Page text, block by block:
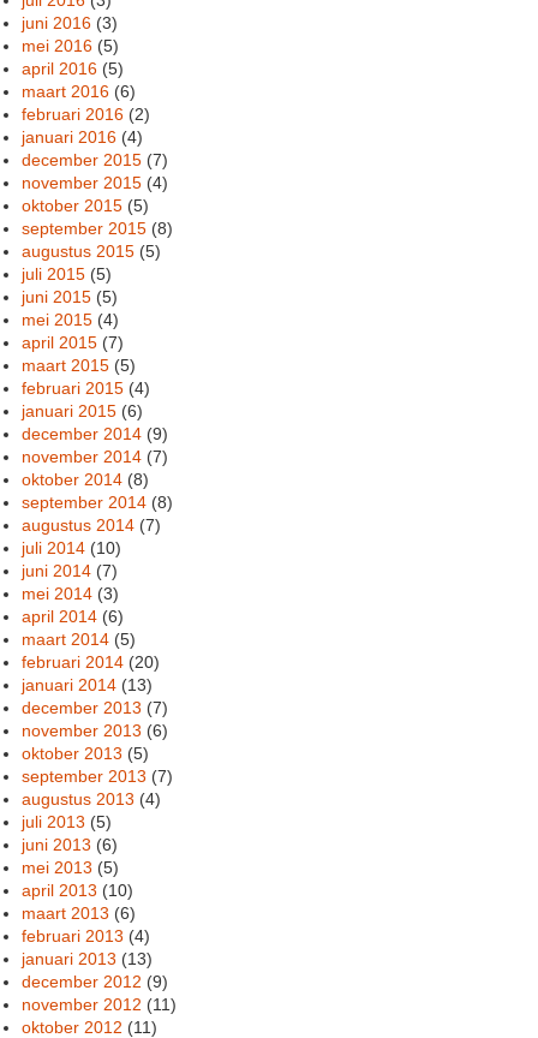
juni 2016 (3)
mei 2016 (5)
april 2016 (5)
maart 2016 (6)
februari 2016 (2)
januari 2016 (4)
december 2015 (7)
november 2015 (4)
oktober 2015 (5)
september 2015 (8)
augustus 2015 (5)
juli 2015 (5)
juni 2015 (5)
mei 2015 (4)
april 2015 (7)
maart 2015 (5)
februari 2015 (4)
januari 2015 (6)
december 2014 (9)
november 2014 (7)
oktober 2014 (8)
september 2014 (8)
augustus 2014 (7)
juli 2014 (10)
juni 2014 (7)
mei 2014 (3)
april 2014 (6)
maart 2014 (5)
februari 2014 (20)
januari 2014 (13)
december 2013 (7)
november 2013 (6)
oktober 2013 (5)
september 2013 (7)
augustus 2013 (4)
juli 2013 (5)
juni 2013 (6)
mei 2013 (5)
april 2013 (10)
maart 2013 (6)
februari 2013 (4)
januari 2013 (13)
december 2012 (9)
november 2012 (11)
oktober 2012 (11)